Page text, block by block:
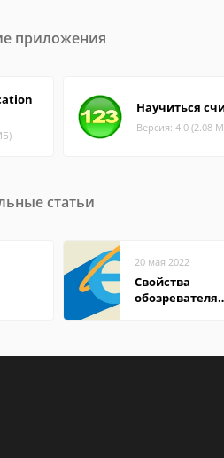
приложения
Научиться
Версия: 4.0 (2.08
статьи
20 мая 2022
Свойства
обозревателя